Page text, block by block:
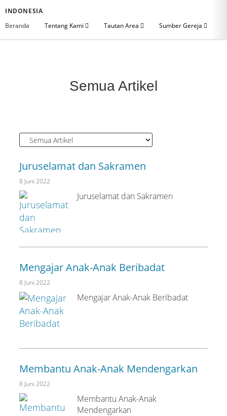
INDONESIA
Beranda
Tentang Kami Tautan Area Sumber Gereja
Semua Artikel
Juruselamat dan Sakramen
8 Juni 2022
Juruselamat dan Sakramen
Mengajar Anak-Anak Beribadat
8 Juni 2022
Mengajar Anak-Anak Beribadat
Membantu Anak-Anak Mendengarkan
8 Juni 2022
Membantu Anak-Anak
Mendengarkan